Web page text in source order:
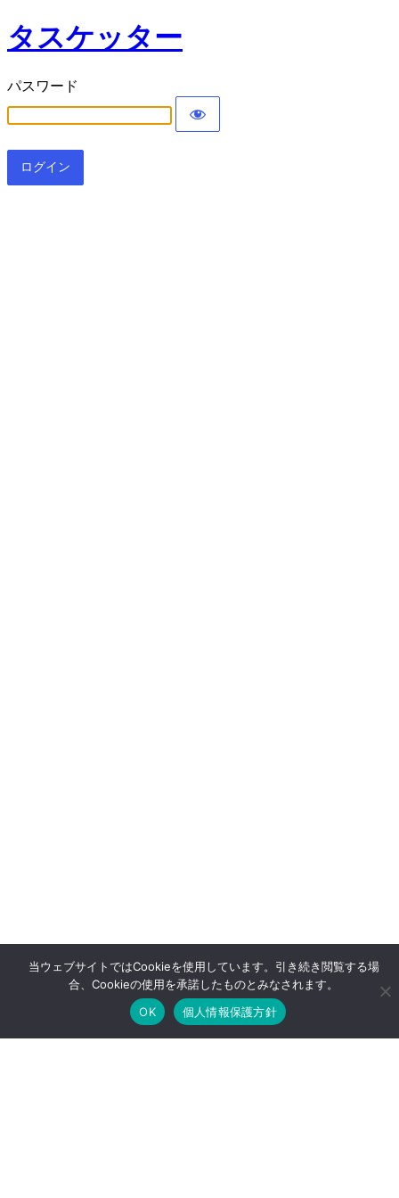
タスケッター
パスワード
当ウェブサイトではCookieを使用しています。引き続き閲覧する場
合、Cookieの使用を承諾したものとみなされます。
OK
個人情報保護方針